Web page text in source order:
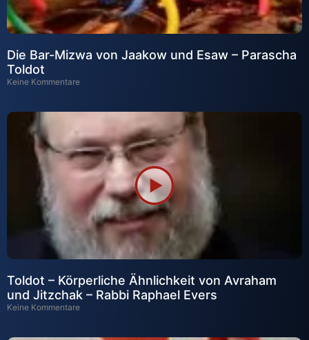
Die Bar-Mizwa von Jaakow und Esaw – Parascha
Toldot
Keine Kommentare
Toldot – Körperliche Ähnlichkeit von Avraham
und Jitzchak – Rabbi Raphael Evers
Keine Kommentare